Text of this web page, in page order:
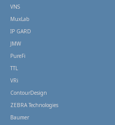
VNS
MuxLab
IP GARD
JMW
PureFi
TTL
VRi
ContourDesign
ZEBRA Technologies
Baumer